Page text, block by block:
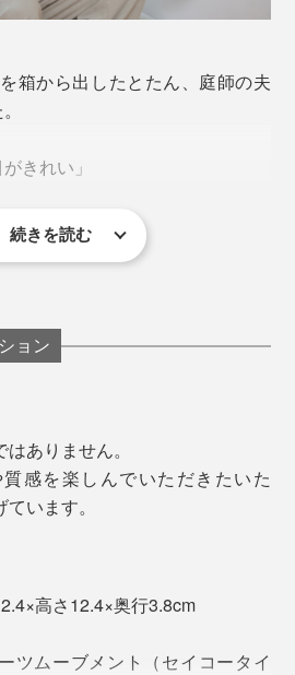
金婚式や結婚記念のお祝い、敬
ージを、こんなふうに刻印できま
込み方法は、商品説明下部の《オ
いちゃん、おばあちゃんで」
金婚式おめでとうございます
たちのことを見守っていてくだ
「ko NENRIN」
ていった實松さんでしたが、
受けました。
らないの？
？
とが当たり前でした。
メリカの木を輸入して、日本で
持ってきているのか。
づくりを、問い直すきっかけにな
、地元・佐賀の杉でつくった
す。
箱から出したとたん、庭師の夫
きれい」
だろう。こんな模様、見たことな
ったりしている夫から、木工の
ますが、国産材をそろえるだけ
にはない、寄せ木の模様を組み
い技術です。
された『NENRIN CLOCK』に生
続きを読む
ョン
ありません。
感を楽しんでいただきたいた
います。
高さ12.4×奥行3.8cm
ツムーブメント（セイコータイ